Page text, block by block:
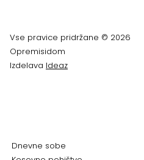
Vse pravice pridržane © 2026
Opremisidom
Izdelava Ideaz
Dnevne sobe